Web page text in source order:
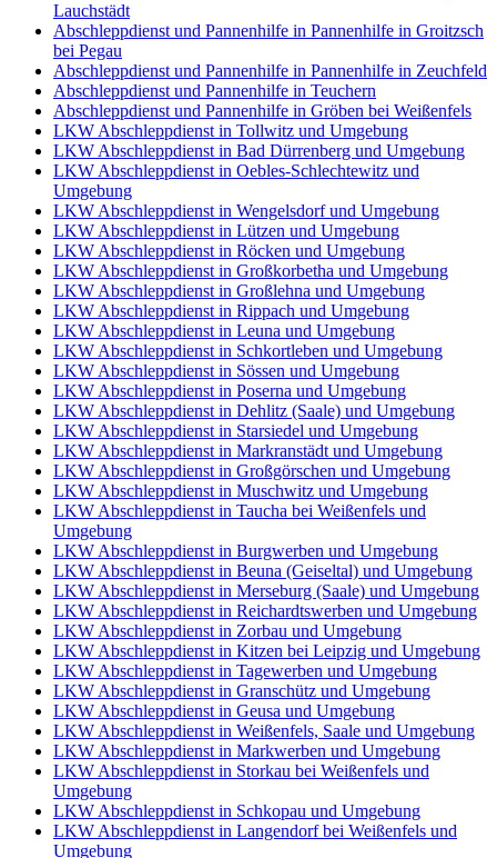
Lauchstädt
Abschleppdienst und Pannenhilfe in Pannenhilfe in Groitzsch
bei Pegau
Abschleppdienst und Pannenhilfe in Pannenhilfe in Zeuchfeld
Abschleppdienst und Pannenhilfe in Teuchern
Abschleppdienst und Pannenhilfe in Gröben bei Weißenfels
LKW Abschleppdienst in Tollwitz und Umgebung
LKW Abschleppdienst in Bad Dürrenberg und Umgebung
LKW Abschleppdienst in Oebles-Schlechtewitz und
Umgebung
LKW Abschleppdienst in Wengelsdorf und Umgebung
LKW Abschleppdienst in Lützen und Umgebung
LKW Abschleppdienst in Röcken und Umgebung
LKW Abschleppdienst in Großkorbetha und Umgebung
LKW Abschleppdienst in Großlehna und Umgebung
LKW Abschleppdienst in Rippach und Umgebung
LKW Abschleppdienst in Leuna und Umgebung
LKW Abschleppdienst in Schkortleben und Umgebung
LKW Abschleppdienst in Sössen und Umgebung
LKW Abschleppdienst in Poserna und Umgebung
LKW Abschleppdienst in Dehlitz (Saale) und Umgebung
LKW Abschleppdienst in Starsiedel und Umgebung
LKW Abschleppdienst in Markranstädt und Umgebung
LKW Abschleppdienst in Großgörschen und Umgebung
LKW Abschleppdienst in Muschwitz und Umgebung
LKW Abschleppdienst in Taucha bei Weißenfels und
Umgebung
LKW Abschleppdienst in Burgwerben und Umgebung
LKW Abschleppdienst in Beuna (Geiseltal) und Umgebung
LKW Abschleppdienst in Merseburg (Saale) und Umgebung
LKW Abschleppdienst in Reichardtswerben und Umgebung
LKW Abschleppdienst in Zorbau und Umgebung
LKW Abschleppdienst in Kitzen bei Leipzig und Umgebung
LKW Abschleppdienst in Tagewerben und Umgebung
LKW Abschleppdienst in Granschütz und Umgebung
LKW Abschleppdienst in Geusa und Umgebung
LKW Abschleppdienst in Weißenfels, Saale und Umgebung
LKW Abschleppdienst in Markwerben und Umgebung
LKW Abschleppdienst in Storkau bei Weißenfels und
Umgebung
LKW Abschleppdienst in Schkopau und Umgebung
LKW Abschleppdienst in Langendorf bei Weißenfels und
Umgebung